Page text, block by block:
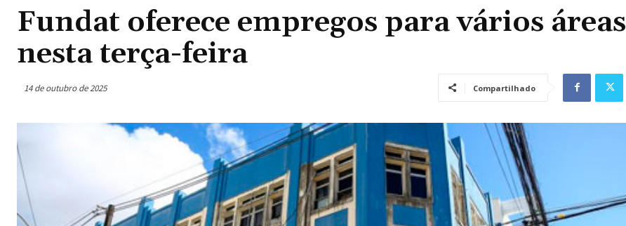
Fundat oferece empregos para vários áreas
nesta terça-feira
14 de outubro de 2025 Compartilhado